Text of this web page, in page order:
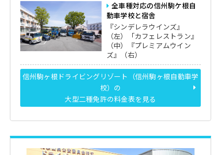
全車種対応の信州駒ケ根自
動車学校と宿舎
『シンデレラウインズ』
（左）「カフェレストラン』
（中）『プレミアムウイン
ズ』（右）
信州駒ヶ根ドライビングリゾート（信州駒ヶ根自動車学
校）の
大型二種免許の料金表を見る